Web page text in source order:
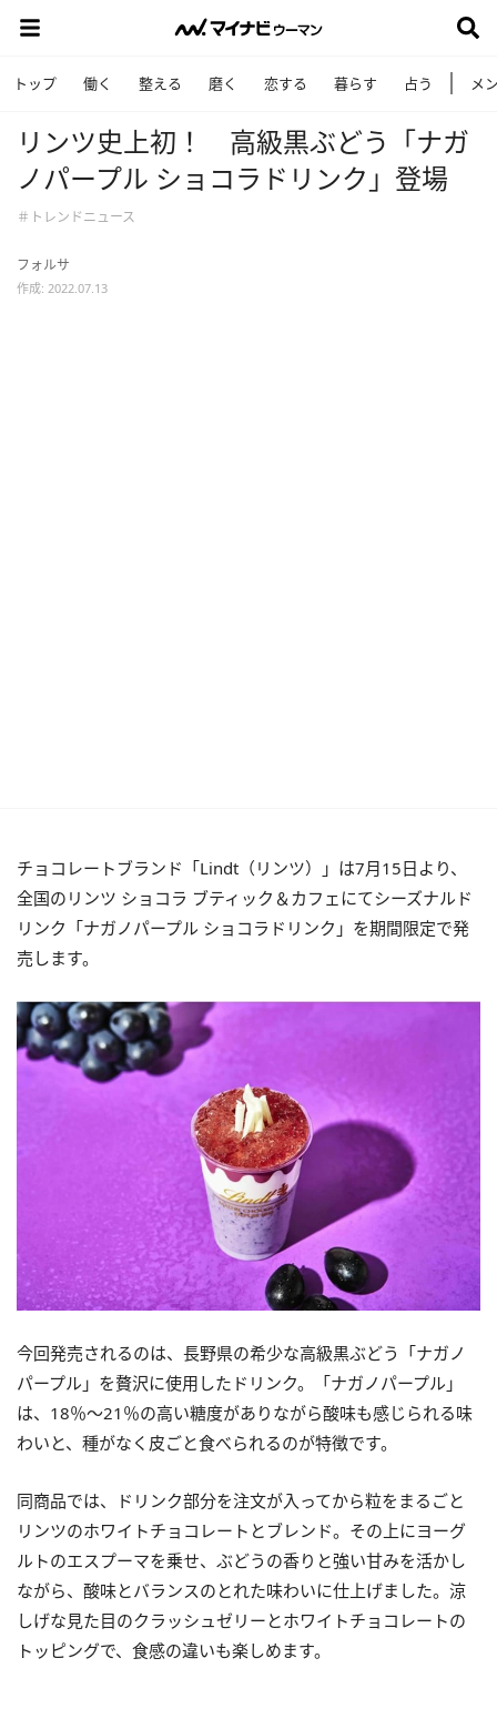
トップ 働く 整える 磨く 恋する 暮らす 占う メ
リンツ史上初！ 高級黒ぶどう「ナガ
ノパープル ショコラドリンク」登場
＃トレンドニュース
フォルサ
作成: 2022.07.13
チョコレートブランド「Lindt（リンツ）」は7月15日より、
全国のリンツ ショコラ ブティック＆カフェにてシーズナルド
リンク「ナガノパープル ショコラドリンク」を期間限定で発
売します。
今回発売されるのは、長野県の希少な高級黒ぶどう「ナガノ
パープル」を贅沢に使用したドリンク。「ナガノパープル」
は、18％～21％の高い糖度がありながら酸味も感じられる味
わいと、種がなく皮ごと食べられるのが特徴です。
同商品では、ドリンク部分を注文が入ってから粒をまるごと
リンツのホワイトチョコレートとブレンド。その上にヨーグ
ルトのエスプーマを乗せ、ぶどうの香りと強い甘みを活かし
ながら、酸味とバランスのとれた味わいに仕上げました。涼
しげな見た目のクラッシュゼリーとホワイトチョコレートの
トッピングで、食感の違いも楽しめます。